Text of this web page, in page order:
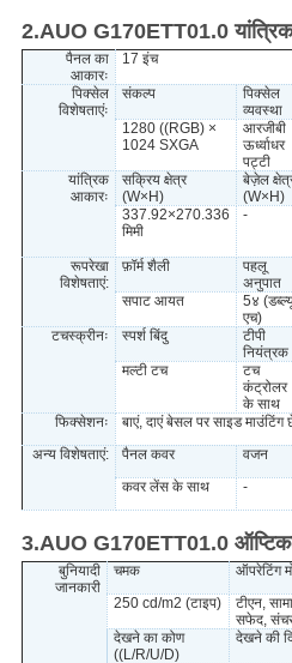
2.AUO G170ETT01.0 यांत्रिक
पैनल का
आकारः
17 इंच
पिक्सेल
विशेषताएंः
संकल्प
पिक्सेल
व्यवस्था
1280 ((RGB) ×
1024 SXGA
आरजीबी
ऊर्ध्वाधर
पट्टी
यांत्रिक
आकारः
सक्रिय क्षेत्र
(W×H)
बेज़ेल
(W×H)
337.92×270.336
मिमी
-
रूपरेखा
विशेषताएं:
फ़ॉर्म शैली
पहलू
अनुपात
सपाट आयत
5४
एच)
टचस्क्रीनः स्पर्श बिंदु
टीपी
नियंत्रक
मल्टी टच
टच
कंट्रोलर
के साथ
फिक्सेशनः
बाएं, दाएं बेसल पर साइड
अन्य विशेषताएं:
पैनल कवर वजन
कवर लेंस के साथ
-
3.AUO G170ETT01.0
बुनियादी
जानकारी
चमक ऑपरेटिंग
250 cd/m2 (टाइप)
टीएन,
सफेद,
देखने का कोण
((L/R/U/D)
देखने की